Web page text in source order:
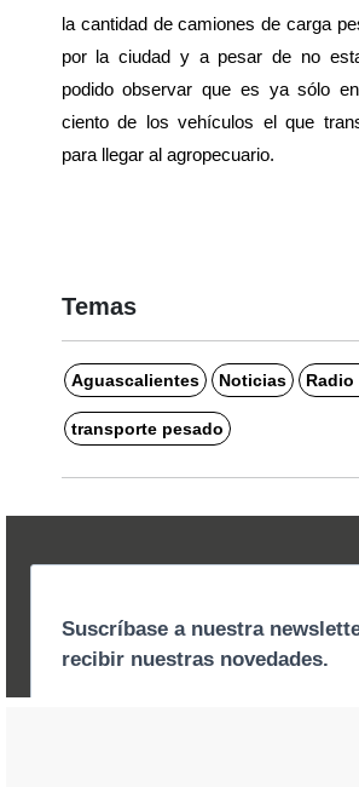
la cantidad de camiones de carga
por la ciudad y a pesar de no
podido observar que es ya sólo
ciento de los vehículos el que
para llegar al agropecuario.
Temas
Aguascalientes Noticias Radio
transporte pesado